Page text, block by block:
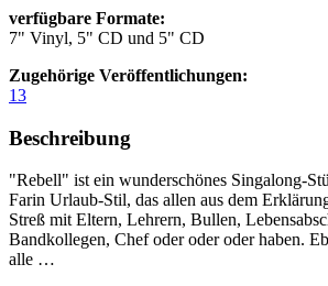
verfügbare Formate:
7" Vinyl, 5" CD und 5" CD
Zugehörige Veröffentlichungen:
13
Beschreibung
"Rebell" ist ein wunderschönes Singalong-
Farin Urlaub-Stil, das allen aus dem
Streß mit Eltern, Lehrern, Bullen,
Bandkollegen, Chef oder oder oder haben.
alle …